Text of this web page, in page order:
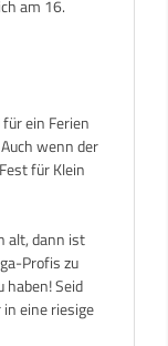
am 16.
ein Ferien
wenn der
für Klein
alt, dann ist
Profis zu
haben! Seid
eine riesige